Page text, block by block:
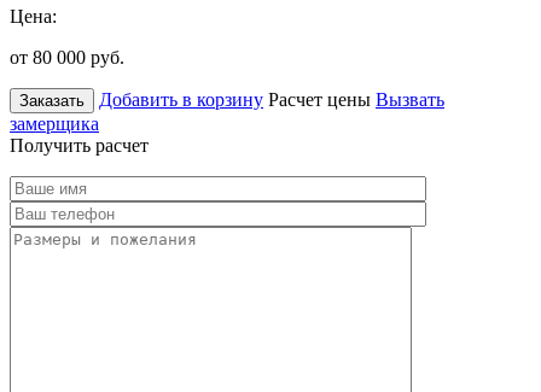
Цена:
от 80 000 руб.
Заказать Добавить в корзину Расчет цены Вызвать
замерщика
Получить расчет